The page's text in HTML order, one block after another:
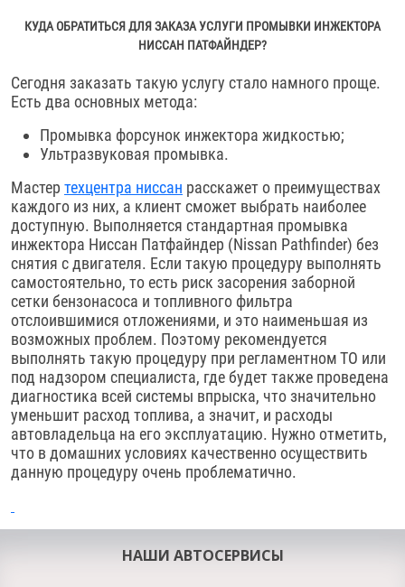
КУДА ОБРАТИТЬСЯ ДЛЯ ЗАКАЗА УСЛУГИ ПРОМЫВКИ ИНЖЕКТОРА
НИССАН ПАТФАЙНДЕР?
Сегодня заказать такую услугу стало намного проще.
Есть два основных метода:
Промывка форсунок инжектора жидкостью;
Ультразвуковая промывка.
Мастер техцентра ниссан расскажет о преимуществах
каждого из них, а клиент сможет выбрать наиболее
доступную. Выполняется стандартная промывка
инжектора Ниссан Патфайндер (Nissan Pathfinder) без
снятия с двигателя. Если такую процедуру выполнять
самостоятельно, то есть риск засорения заборной
сетки бензонасоса и топливного фильтра
отслоившимися отложениями, и это наименьшая из
возможных проблем. Поэтому рекомендуется
выполнять такую процедуру при регламентном ТО или
под надзором специалиста, где будет также проведена
диагностика всей системы впрыска, что значительно
уменьшит расход топлива, а значит, и расходы
автовладельца на его эксплуатацию. Нужно отметить,
что в домашних условиях качественно осуществить
данную процедуру очень проблематично.
НАШИ АВТОСЕРВИСЫ